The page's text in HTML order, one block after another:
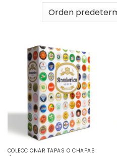
COLECCIONAR TAPAS O CHAPAS